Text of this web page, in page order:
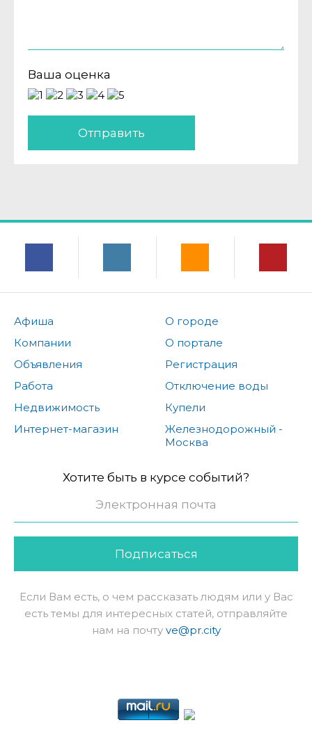
Ваша оценка
Отправить
Афиша
Компании
Объявления
Работа
Недвижимость
Интернет-магазин
О городе
О портале
Регистрация
Отключение воды
Купели
Железнодорожный -
Москва
Хотите быть в курсе событий?
Подписаться
Если Вам есть, о чем рассказать людям или у Вас
есть темы для интересных статей, отправляйте
нам на почту ve@pr.city